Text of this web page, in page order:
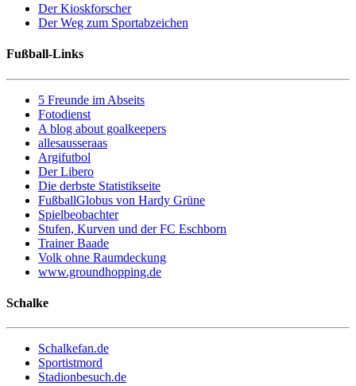
Der Kioskforscher
Der Weg zum Sportabzeichen
Fußball-Links
5 Freunde im Abseits
Fotodienst
A blog about goalkeepers
allesausseraas
Argifutbol
Der Libero
Die derbste Statistikseite
FußballGlobus von Hardy Grüne
Spielbeobachter
Stufen, Kurven und der FC Eschborn
Trainer Baade
Volk ohne Raumdeckung
www.groundhopping.de
Schalke
Schalkefan.de
Sportistmord
Stadionbesuch.de